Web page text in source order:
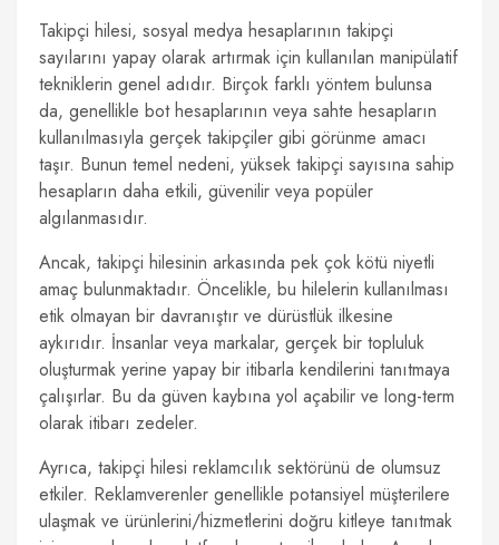
Takipçi hilesi, sosyal medya hesaplarının takipçi
sayılarını yapay olarak artırmak için kullanılan manipülatif
tekniklerin genel adıdır. Birçok farklı yöntem bulunsa
da, genellikle bot hesaplarının veya sahte hesapların
kullanılmasıyla gerçek takipçiler gibi görünme amacı
taşır. Bunun temel nedeni, yüksek takipçi sayısına sahip
hesapların daha etkili, güvenilir veya popüler
algılanmasıdır.
Ancak, takipçi hilesinin arkasında pek çok kötü niyetli
amaç bulunmaktadır. Öncelikle, bu hilelerin kullanılması
etik olmayan bir davranıştır ve dürüstlük ilkesine
aykırıdır. İnsanlar veya markalar, gerçek bir topluluk
oluşturmak yerine yapay bir itibarla kendilerini tanıtmaya
çalışırlar. Bu da güven kaybına yol açabilir ve long-term
olarak itibarı zedeler.
Ayrıca, takipçi hilesi reklamcılık sektörünü de olumsuz
etkiler. Reklamverenler genellikle potansiyel müşterilere
ulaşmak ve ürünlerini/hizmetlerini doğru kitleye tanıtmak